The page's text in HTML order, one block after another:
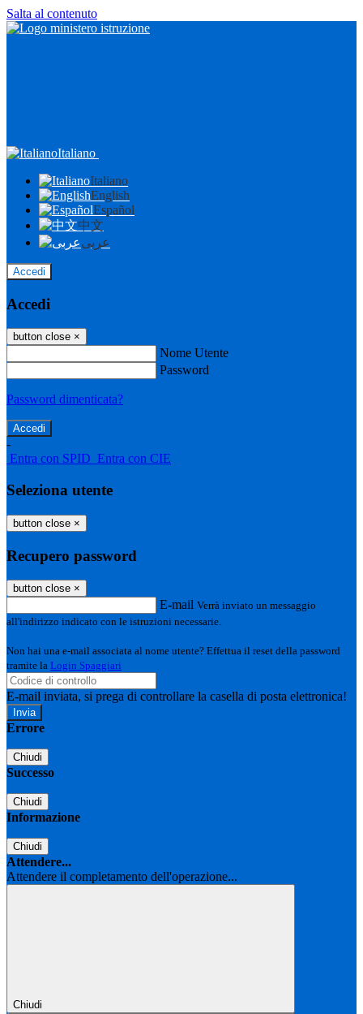
Salta al contenuto
Italiano
Italiano
English
Español
中文
عربى
Accedi
Accedi
button close ×
Nome Utente
Password
Password dimenticata?
-
Entra con SPID Entra con CIE
Seleziona utente
button close ×
Recupero password
button close ×
E-mail Verrà inviato un messaggio
all'indirizzo indicato con le istruzioni necessarie.
Non hai una e-mail associata al nome utente? Effettua il reset della password
tramite la Login Spaggiari
E-mail inviata, si prega di controllare la casella di posta elettronica!
Errore
Chiudi
Successo
Chiudi
Informazione
Chiudi
Attendere...
Attendere il completamento dell'operazione...
Chiudi